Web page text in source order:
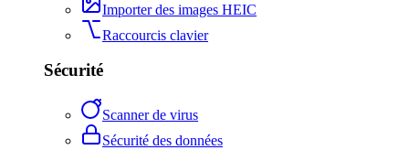
Importer des images HEIC
Raccourcis clavier
Sécurité
Scanner de virus
Sécurité des données